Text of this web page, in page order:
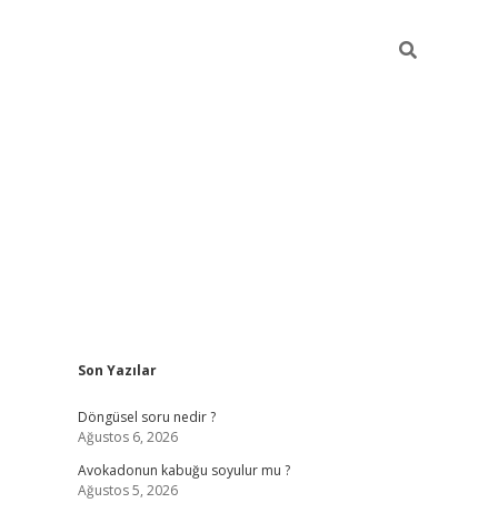
Sidebar
Son Yazılar
Döngüsel soru nedir ?
Ağustos 6, 2026
Avokadonun kabuğu soyulur mu ?
Ağustos 5, 2026